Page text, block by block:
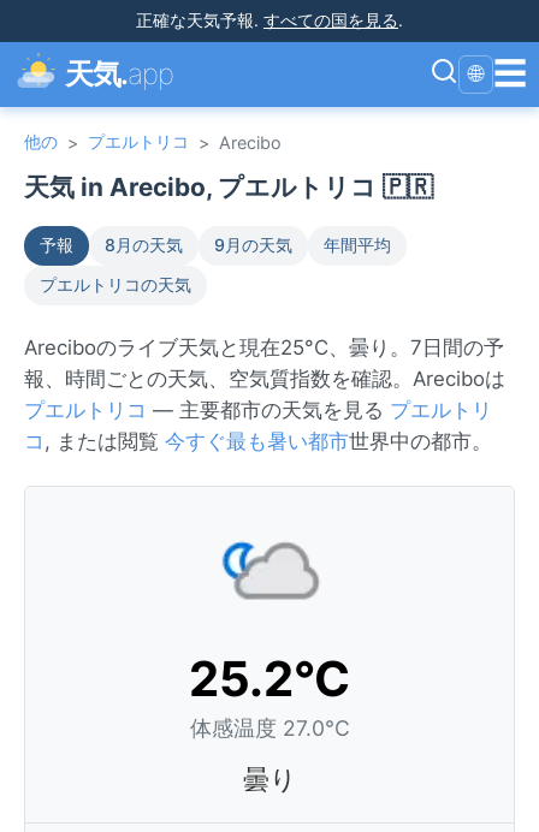
正確な天気予報. すべての国を見る.
天気.app 🌐 ☰
他の > プエルトリコ > Arecibo
天気 in Arecibo, プエルトリコ 🇵🇷
予報 8月の天気 9月の天気
年間平均
プエルトリコの天気
Areciboのライブ天気と現在25°C、曇り。7日間の予
報、時間ごとの天気、空気質指数を確認。Areciboは
プエルトリコ — 主要都市の天気を見る プエルトリ
コ , または閲覧 今すぐ最も暑い都市世界中の都市。
25.2°C
体感温度 27.0°C
曇り